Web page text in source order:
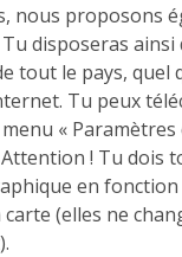
nous proposons
disposeras ainsi
tout le pays, quel
Tu peux
«
! Tu dois
en
(elles ne